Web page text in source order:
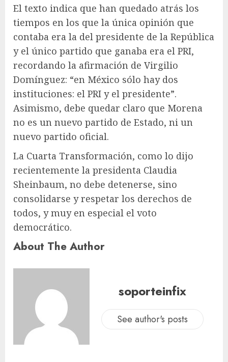
El texto indica que han quedado atrás los
tiempos en los que la única opinión que
contaba era la del presidente de la República
y el único partido que ganaba era el PRI,
recordando la afirmación de Virgilio
Domínguez: “en México sólo hay dos
instituciones: el PRI y el presidente”.
Asimismo, debe quedar claro que Morena
no es un nuevo partido de Estado, ni un
nuevo partido oficial.
La Cuarta Transformación, como lo dijo
recientemente la presidenta Claudia
Sheinbaum, no debe detenerse, sino
consolidarse y respetar los derechos de
todos, y muy en especial el voto
democrático.
About The Author
soporteinfix
See author's posts